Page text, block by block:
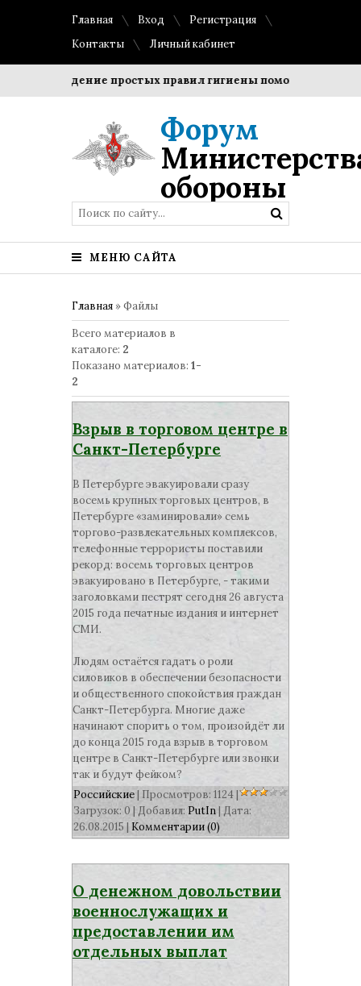
Главная Вход
Регистрация
Контакты
Личный кабинет
Соблюдение простых правил гигиены помогает
Форум
обороны
МЕНЮ САЙТА
Главная »Файлы
Всего материалов в
каталоге: 2
Показано материалов: 1-
2
Взрыв в торговом центре в
Санкт-Петербурге
В Петербурге эвакуировали сразу
восемь крупных торговых центров, в
Петербурге «заминировали» семь
торгово-развлекательных комплексов,
телефонные террористы поставили
рекорд: восемь торговых центров
эвакуировано в Петербурге, - такими
заголовками пестрят сегодня 26 августа
2015 года печатные издания и интернет
СМИ.
Людям остаётся гадать о роли
силовиков в обеспечении безопасности
и общественного спокойствия граждан
Санкт-Петербурга. Многие даже
начинают спорить о том, произойдёт ли
до конца 2015 года взрыв в торговом
центре в Санкт-Петербурге или звонки
так и будут фейком?
Российские| Просмотров: 1124 |
Загрузок: 0 | Добавил: PutIn| Дата:
26.08.2015 | Комментарии (0)
О денежном довольствии
военнослужащих и
предоставлении им
отдельных выплат